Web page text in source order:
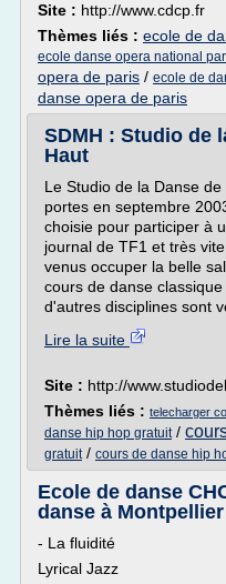
Site : http://www.cdcp.fr
Thèmes liés : ecole de
ecole danse opera national
opera de paris / ecole de
danse opera de paris
SDMH : Studio de
Haut
Le Studio de la Danse
portes en septembre
choisie pour participer à
journal de TF1 et très
venus occuper la belle
cours de danse
d'autres disciplines sont
Lire la suite
Site : http://
Thèmes liés : telecharger
danse hip hop gratuit/
gratuit/ cours de danse hip
Ecole de danse
danse à Montpellier
- La fluidité
Lyrical Jazz